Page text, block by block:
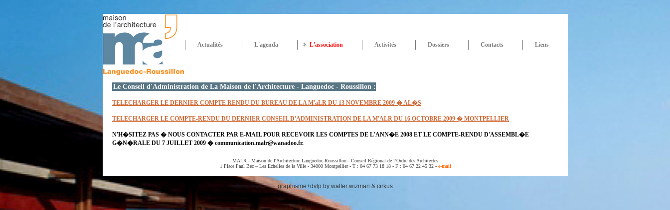
Actualités L'agenda L'association Activités Dossiers Contacts Liens
Le Conseil d'Administration de La Maison de l'Architecture - Languedoc - Roussillon :
TELECHARGER LE DERNIER COMPTE RENDU DU BUREAU DE LA M'aLR DU 13 NOVEMBRE 2009 � AL�S
TELECHARGER LE COMPTE-RENDU DU DERNIER CONSEIL D'ADMINISTRATION DE LA M'ALR DU 16 OCTOBRE 2009 � MONTPELLIER
N'H�SITEZ PAS � NOUS CONTACTER PAR E-MAIL POUR RECEVOIR LES COMPTES DE L'ANN�E 2008 ET LE COMPTE-RENDU D'ASSEMBL�E
G�N�RALE DU 7 JUILLET 2009 � communication.malr@wanadoo.fr.
MALR - Maison de l'Architecture Languedoc-Roussillon - Conseil Régional de l’Ordre des Architectes
1 Place Paul Bec – Les Echelles de la Ville - 34000 Montpellier - T : 04 67 73 18 18 - F : 04 67 22 45 32 - e-mail
graphisme+dvlp by walter wizman & cirkus